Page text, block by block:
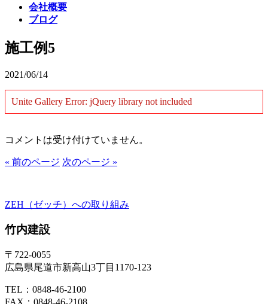
会社概要
ブログ
施工例5
2021/06/14
Unite Gallery Error: jQuery library not included
コメントは受け付けていません。
« 前のページ 次のページ »
ZEH（ゼッチ）への取り組み
竹内建設
〒722-0055
広島県尾道市新高山3丁目1170-123
TEL：0848-46-2100
FAX：0848-46-2108